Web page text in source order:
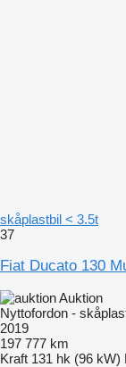
skåplastbil < 3.5t
37
Fiat Ducato 130
Auktion
Nyttofordon -
2019
197 777 km
Kraft 131 hk (96 kW)